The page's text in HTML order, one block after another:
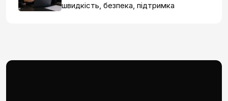
швидкість, безпека, підтримка